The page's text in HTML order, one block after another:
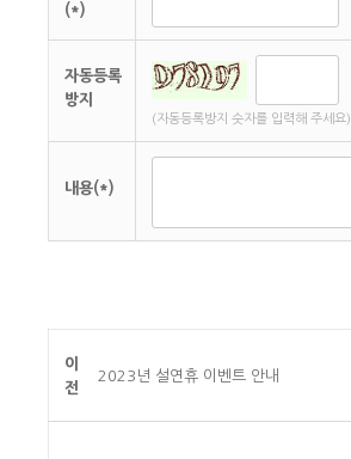
(*)
자동등록
방지
(자동등록방지 숫자를 입력해 주세요)
내용(*)
이
전
2023년 설연휴 이벤트 안내